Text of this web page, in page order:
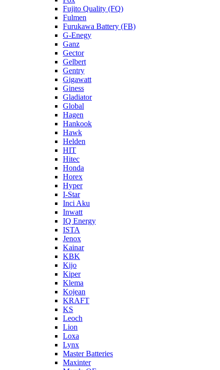
Fujito Quality (FQ)
Fulmen
Furukawa Battery (FB)
G-Enegy
Ganz
Gector
Gelbert
Gentry
Gigawatt
Giness
Gladiator
Global
Hagen
Hankook
Hawk
Helden
HIT
Hitec
Honda
Horex
Hyper
I-Star
Inci Aku
Inwatt
IQ Energy
ISTA
Jenox
Kainar
KBK
Kijo
Kiper
Klema
Kojean
KRAFT
KS
Leoch
Lion
Loxa
Lynx
Master Batteries
Maxinter